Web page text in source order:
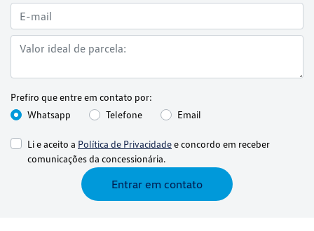
Prefiro que entre em contato por:
Whatsapp
Telefone Email
Li e aceito a Política de Privacidadee concordo em receber
comunicações da concessionária.
Entrar em contato